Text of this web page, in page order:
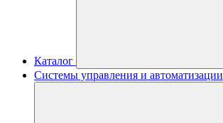
Каталог
Системы управления и автоматизации